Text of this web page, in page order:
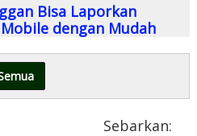
Bisa Laporkan
dengan Mudah
Sebarkan: